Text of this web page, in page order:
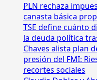
PLN rechaza
canasta básica
TSE define cuánto
la deuda política
Chaves alista plan
presión del FMI:
recortes sociales